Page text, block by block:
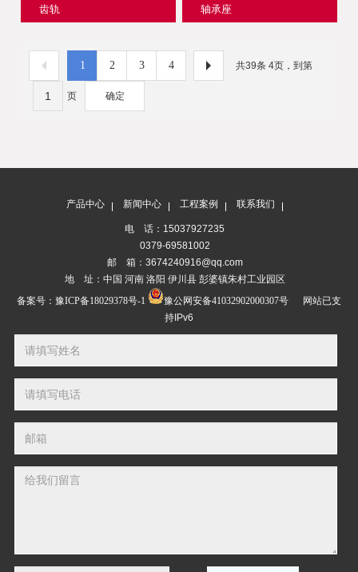
齿轨 轴承座
1 2 3 4 共39条 4页，到第
页 确定
产品中心 新闻中心 工程案例 联系我们
电 话：15037927235
0379-69581002
邮 箱：3674240916@qq.com
地 址：中国 河南 洛阳 伊川县 彭婆镇朱村工业园区
备案号： 豫ICP备18029378号-1 豫公网安备41032902000307号
网站已支
持IPv6